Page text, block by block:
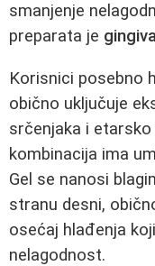
smanjenje
preparata je
Korisnici posebno
obično uključuje
srčenjaka i etarsko
kombinacija ima
Gel se nanosi
stranu desni,
osećaj hlađenja
nelagodnost.